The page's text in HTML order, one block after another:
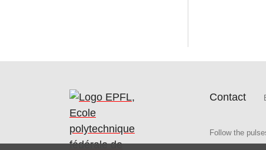
Contact
Follow the